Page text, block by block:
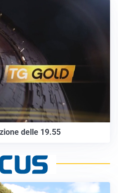
delle 19.55